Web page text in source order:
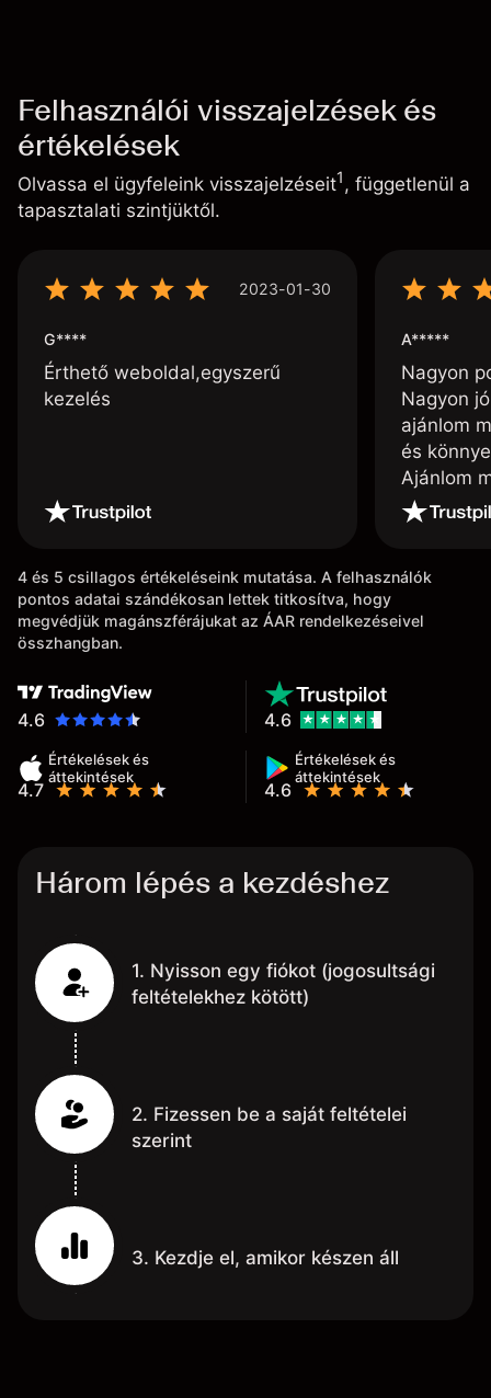
Felhasználói visszajelzések és
értékelések
Olvassa el ügyfeleink visszajelzéseit1, függetlenül a
tapasztalati szintjüktől.
2023-01-30
G****
Érthető weboldal,egyszerű
kezelés
A*****
Nagyon
Nagyon
ajánlom
és
Ajánlom
4 és 5 csillagos értékeléseink mutatása. A felhasználók
pontos adatai szándékosan lettek titkosítva, hogy
megvédjük magánszférájukat az ÁAR rendelkezéseivel
összhangban.
4.6
Értékelések és
áttekintések
4.7
Értékelések és
áttekintések
4.6
4.6
Három lépés a kezdéshez
1. Nyisson egy fiókot (jogosultsági
feltételekhez kötött)
2. Fizessen be a saját feltételei
szerint
3. Kezdje el, amikor készen áll